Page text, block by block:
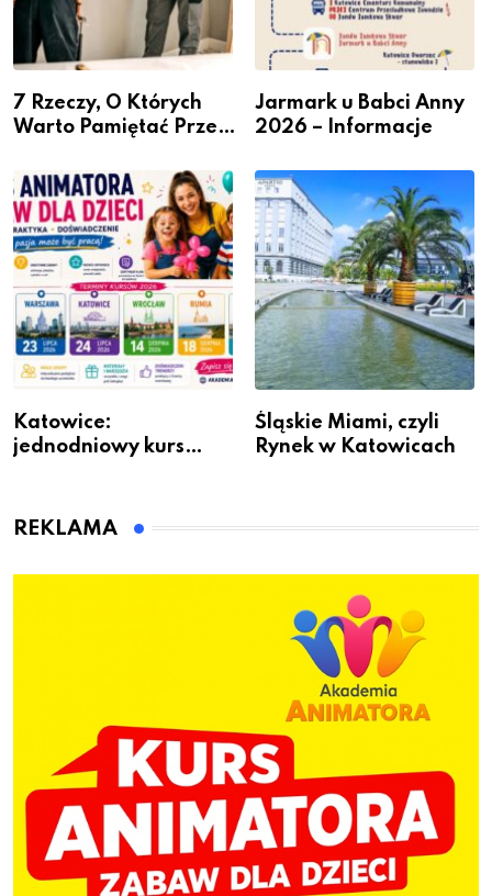
7 Rzeczy, O Których
Warto Pamiętać Przed
Jarmark u Babci Anny
2026 – Informacje
Katowice:
jednodniowy kurs
dzieci
Śląskie Miami, czyli
Rynek w Katowicach
REKLAMA